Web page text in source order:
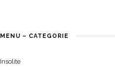
MENU – CATEGORIE
Insolite